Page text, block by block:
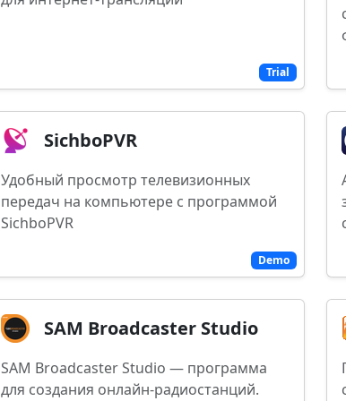
Trial
Demo
SichboPVR
Удобный просмотр телевизионных
передач на компьютере с программой
SichboPVR
SAM Broadcaster Studio
SAM Broadcaster Studio — программа
для создания онлайн-радиостанций.